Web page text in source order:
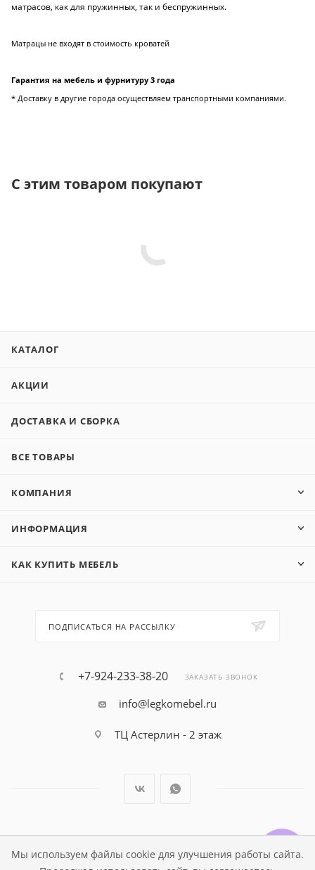
Мы используем файлы cookie для улучшения работы сайта.
матрасов, как для пружинных, так и беспружинных.
Матрацы не входят в стоимость кроватей
Гарантия на мебель и фурнитуру 3 года
* Доставку в другие города осуществляем транспортными компаниями.
С этим товаром покупают
КАТАЛОГ
АКЦИИ
ДОСТАВКА И СБОРКА
ВСЕ ТОВАРЫ
КОМПАНИЯ
ИНФОРМАЦИЯ
КАК КУПИТЬ МЕБЕЛЬ
ПОДПИСАТЬСЯ НА РАССЫЛКУ
+7-924-233-38-20 ЗАКАЗАТЬ ЗВОНОК
info@legkomebel.ru
ТЦ Астерлин - 2 этаж